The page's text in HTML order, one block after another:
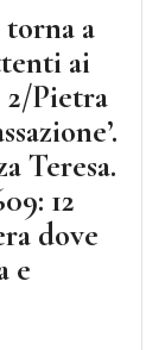
a
ai
2/Pietra
Teresa.
12
dove
e